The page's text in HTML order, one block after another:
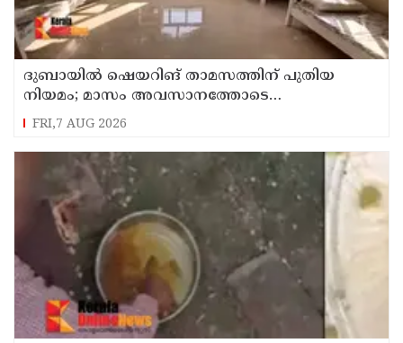
ദുബായില്‍ ഷെയറിങ് താമസത്തിന് പുതിയ
നിയമം; മാസം അവസാനത്തോടെ
പ്രാബല്യത്തില്‍
FRI,7 AUG 2026